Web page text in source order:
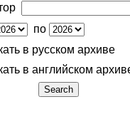
по
в русском архиве
в английском